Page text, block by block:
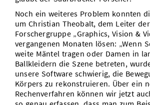
Noch ein weiteres Problem konnten
um Christian Theobalt, dem Leiter der
Forschergruppe „Graphics, Vision &
vergangenen Monaten lösen: „Wenn
weite Mäntel tragen oder Damen in
Ballkleidern die Szene betreten,
unsere Software schwierig, die
Körpers zu rekonstruieren. Über ein
Rechenverfahren können wir jetzt